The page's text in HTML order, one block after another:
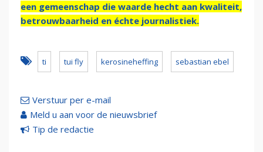
een gemeenschap die waarde hecht aan kwaliteit,
betrouwbaarheid en échte journalistiek.
ti tui fly kerosineheffing sebastian ebel
Verstuur per e-mail
Meld u aan voor de nieuwsbrief
Tip de redactie